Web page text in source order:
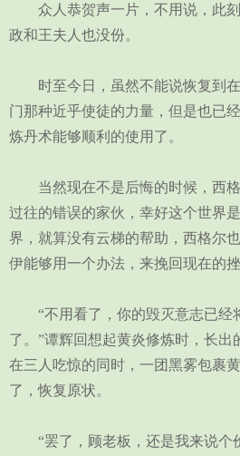
众人恭贺声一片，不用说，此刻
政和王夫人也没份。
时至今日，虽然不能说恢复到在
门那种近乎使徒的力量，但是也已
炼丹术能够顺利的使用了。
当然现在不是后悔的时候，西格
过往的错误的家伙，幸好这个世界
界，就算没有云梯的帮助，西格尔
伊能够用一个办法，来挽回现在的挫
“不用看了，你的毁灭意志已经
了。”谭辉回想起黄炎修炼时，长出
在三人吃惊的同时，一团黑雾包裹
了，恢复原状。
“罢了，顾老板，还是我来说个